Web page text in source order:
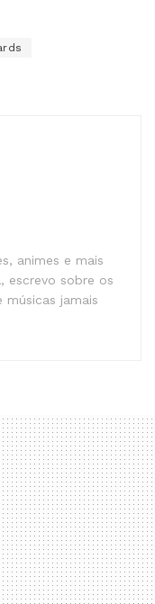
animes e mais
escrevo sobre os
músicas jamais